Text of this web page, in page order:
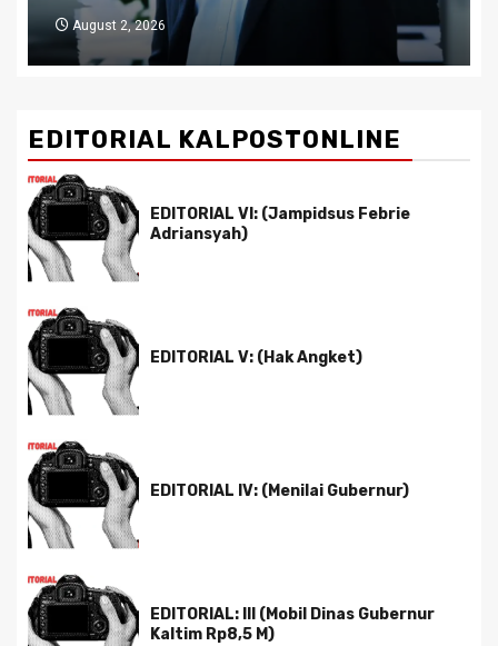
July 29, 2026
EDITORIAL KALPOSTONLINE
EDITORIAL VI: (Jampidsus Febrie
Adriansyah)
EDITORIAL V: (Hak Angket)
EDITORIAL IV: (Menilai Gubernur)
EDITORIAL: III (Mobil Dinas Gubernur
Kaltim Rp8,5 M)